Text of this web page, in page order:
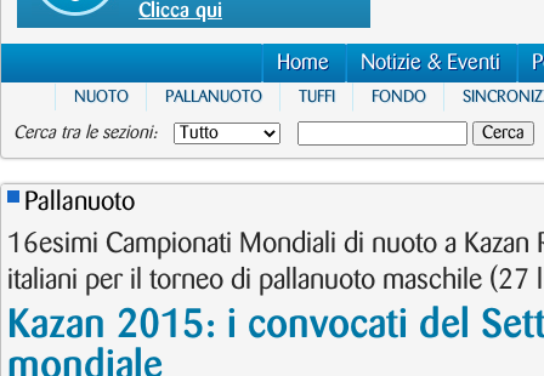
Clicca qui
Home Notizie & Eventi
NUOTO PALLANUOTO TUFFI FONDO
Cerca tra le sezioni:
Pallanuoto
16esimi Campionati Mondiali di nuoto a Kazan
italiani per il torneo di pallanuoto maschile (27
Kazan 2015: i convocati del
mondiale